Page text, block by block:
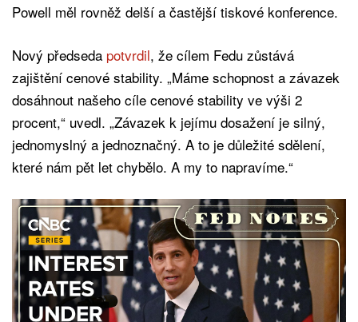
Powell měl rovněž delší a častější tiskové konference.
Nový předseda potvrdil, že cílem Fedu zůstává
zajištění cenové stability. „Máme schopnost a závazek
dosáhnout našeho cíle cenové stability ve výši 2
procent,“ uvedl. „Závazek k jejímu dosažení je silný,
jednomyslný a jednoznačný. A to je důležité sdělení,
které nám pět let chybělo. A my to napravíme.“